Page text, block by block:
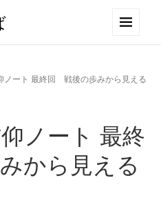
ノート 最終回 戦後の歩みから見える
ノート 最終
から見える